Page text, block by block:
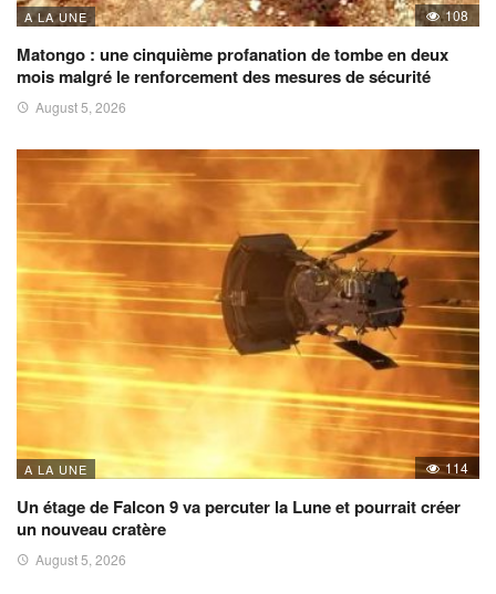
A LA UNE 108
Matongo : une cinquième profanation de tombe en deux
mois malgré le renforcement des mesures de sécurité
August 5, 2026
A LA UNE 114
Un étage de Falcon 9 va percuter la Lune et pourrait créer
un nouveau cratère
August 5, 2026